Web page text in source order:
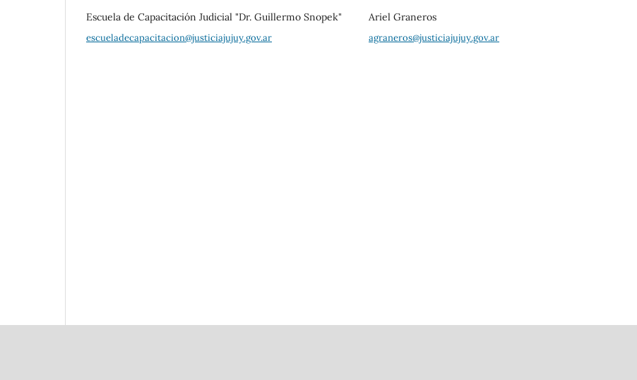
Escuela de Capacitación Judicial "Dr. Guillermo Snopek"
escueladecapacitacion@justiciajujuy.gov.ar
Ariel Graneros
agraneros@justiciajujuy.gov.ar